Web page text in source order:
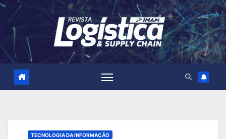
Skip
content
TECNOLOGIA DA INFORMAÇÃO